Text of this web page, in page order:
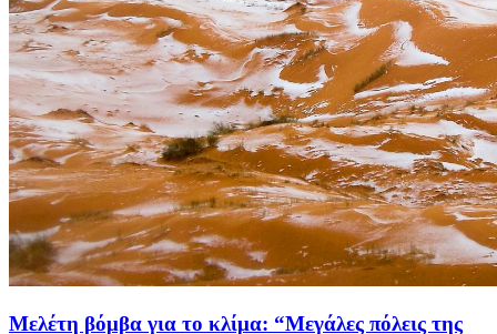
Μελέτη βόμβα για το κλίμα: “Μεγάλες πόλεις της